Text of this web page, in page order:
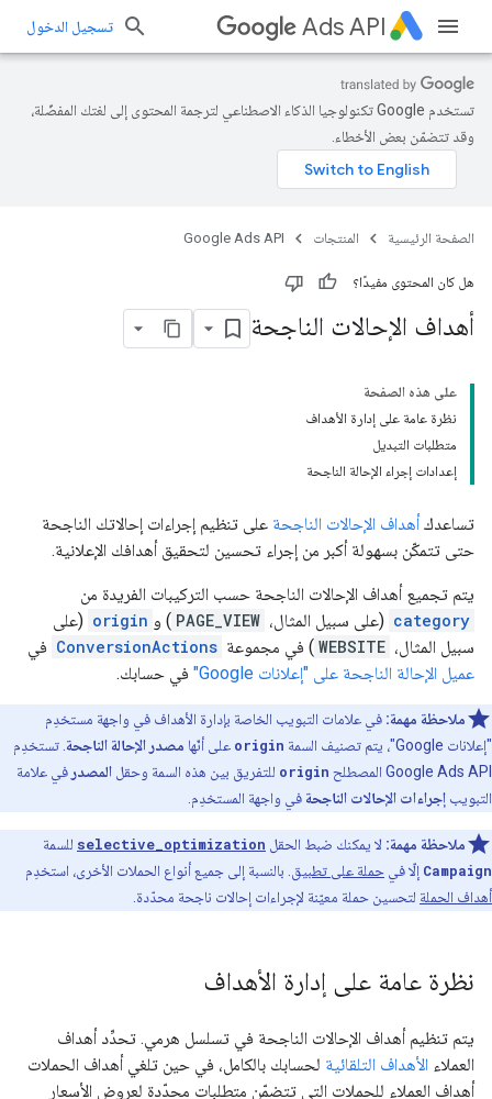
Ads API تسجيل الدخول
تستخدم Google تكنولوجيا الذكاء الاصطناعي لترجمة المحتوى إلى لغتك المفضّلة،
وقد تتضمّن بعض الأخطاء.
الصفحة الرئيسية المنتجات Google Ads API
هل كان المحتوى مفيدًا؟
أهداف الإحالات الناجحة
على هذه الصفحة
نظرة عامة على إدارة الأهداف
متطلبات التبديل
إعدادات إجراء الإحالة الناجحة
تساعدكأهداف الإحالات الناجحة على تنظيم إجراءات إحالاتك الناجحة
حتى تتمكّن بسهولة أكبر من إجراء تحسين لتحقيق أهدافك الإعلانية.
يتم تجميع أهداف الإحالات الناجحة حسب التركيبات الفريدة من
category (على سبيل المثال، PAGE_VIEW ) و origin (على
سبيل المثال، WEBSITE ) في مجموعة ConversionActions في
عميل الإحالة الناجحة على "إعلانات Google"
في حسابك.
ملاحظة مهمة: في علامات التبويب الخاصة بإدارة الأهداف في واجهة مستخدِم
"إعلانات Google"، يتم تصنيف السمة
origin على أنّها مصدر الإحالة الناجحة . تستخدِم
Google Ads API المصطلح
origin للتفريق بين هذه السمة وحقل المصدر في علامة
التبويب إجراءات الإحالات الناجحة في واجهة المستخدِم.
ملاحظة مهمة: لا يمكنك ضبط الحقل selective_optimization للسمة
Campaign إلّا في حملة على تطبيق
. بالنسبة إلى جميع أنواع الحملات الأخرى، استخدِم
أهداف الحملة لتحسين حملة معيّنة لإجراءات إحالات ناجحة محدّدة.
نظرة عامة على إدارة الأهداف
يتم تنظيم أهداف الإحالات الناجحة في تسلسل هرمي. تحدِّد أهداف
العملاء الأهداف التلقائية لحسابك بالكامل، في حين تلغي أهداف الحملات
أهداف العملاء للحملات التي تتضمّن متطلبات محدّدة لعروض الأسعار